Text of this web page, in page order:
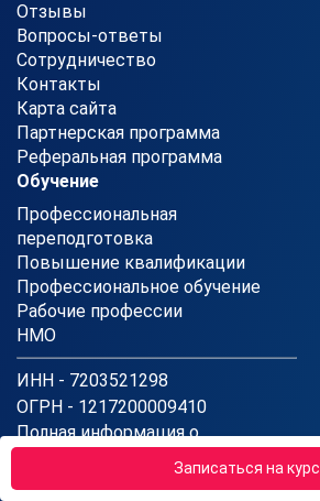
Записаться на курс
Отзывы
Вопросы-ответы
Сотрудничество
Контакты
Карта сайта
Партнерская программа
Реферальная программа
Обучение
Профессиональная
переподготовка
Повышение квалификации
Профессиональное обучение
Рабочие профессии
НМО
ИНН - 7203521298
ОГРН - 1217200009410
Полная информация о
реквизитах компании
Заказать звонок